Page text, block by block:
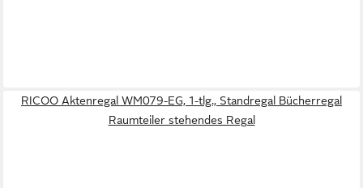
RICOO Aktenregal WM079-EG, 1-tlg., Standregal Bücherregal
Raumteiler stehendes Regal